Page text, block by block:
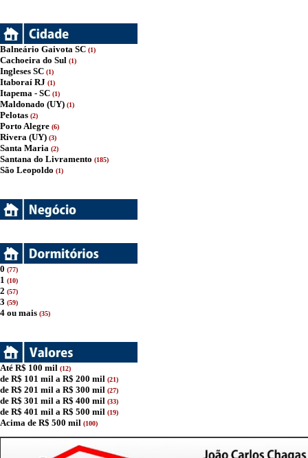
Balneário Gaivota SC (1)
Cachoeira do Sul (1)
Ingleses SC (1)
Itaboraí RJ (1)
Itapema - SC (1)
Maldonado (UY) (1)
Pelotas (2)
Porto Alegre (6)
Rivera (UY) (3)
Santa Maria (2)
Santana do Livramento (185)
São Leopoldo (1)
0 (77)
1 (10)
2 (57)
3 (59)
4 ou mais (35)
Até R$ 100 mil (12)
de R$ 101 mil a R$ 200 mil (21)
de R$ 201 mil a R$ 300 mil (27)
de R$ 301 mil a R$ 400 mil (33)
de R$ 401 mil a R$ 500 mil (19)
Acima de R$ 500 mil (100)